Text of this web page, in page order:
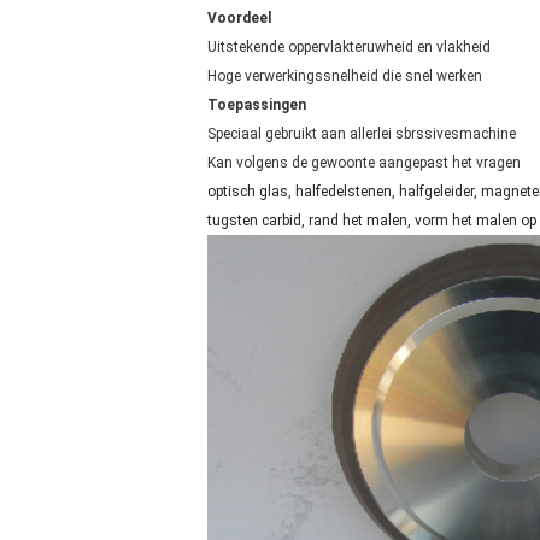
Voordeel
Uitstekende oppervlakteruwheid en vlakheid
Hoge verwerkingssnelheid die snel werken
Toepassingen
Speciaal gebruikt aan allerlei sbrssivesmachine
Kan volgens de gewoonte aangepast het vragen
optisch glas, halfedelstenen, halfgeleider,
tugsten carbid, rand het malen, vorm het malen op